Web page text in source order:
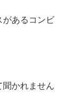
があるコンビ
聞かれません